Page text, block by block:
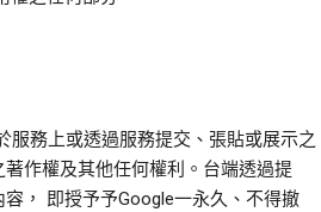
服務上或透過服務提交、張貼或展示之
作權及其他任何權利。台端透過提
， 即授予予Google一永久、不得撤